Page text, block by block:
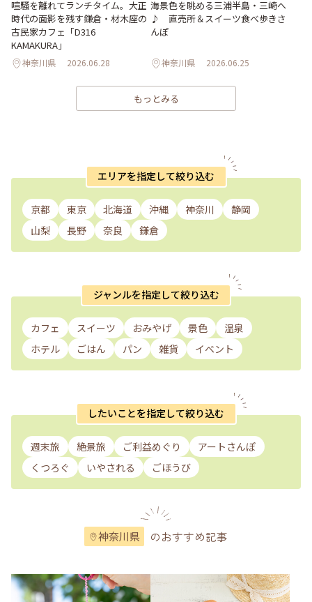
喧騒を離れてランチタイム。大正
時代の面影を残す鎌倉・材木座の
古民家カフェ「D316
KAMAKURA」
神奈川県 2026.06.28
海景色を眺める三浦半島・三崎へ
♪ 直売所＆スイーツ食べ歩きさ
んぽ
神奈川県 2026.06.25
もっとみる
エリアを指定して絞り込む
京都 東京 北海道 沖縄 神奈川
静岡
山梨
長野 奈良 鎌倉
ジャンルを指定して絞り込む
カフェ スイーツ おみやげ 景色
温泉
ホテル
ごはん パン 雑貨 イベント
したいことを指定して絞り込む
週末旅 絶景旅 ご利益めぐり
アートさんぽ
くつろぐ
いやされる ごほうび
神奈川県 のおすすめ記事